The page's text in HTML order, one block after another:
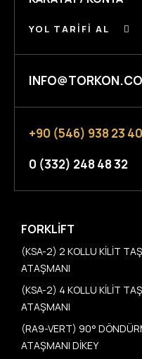
YOL TARIFI AL
+90 (546) 938 23 40
0 (332) 248 48 32
FORKLIFT
(KSA-2) 2 KOLLU KİLİT
ATAŞMANI
(KSA-2) 4 KOLLU KİLİT
ATAŞMANI
(RA9-VERT) 90°
ATAŞMANI DİKEY